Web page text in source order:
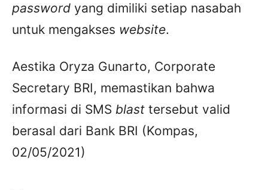
password yang dimiliki setiap nasabah
untuk mengakses website.
Aestika Oryza Gunarto, Corporate
Secretary BRI, memastikan bahwa
informasi di SMS blast tersebut valid
berasal dari Bank BRI (Kompas,
02/05/2021)